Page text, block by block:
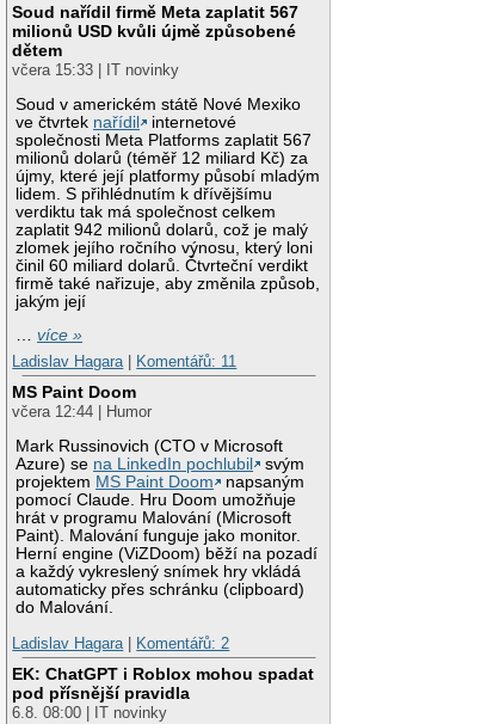
Soud nařídil firmě Meta zaplatit 567
milionů USD kvůli újmě způsobené
dětem
včera 15:33 | IT novinky
Soud v americkém státě Nové Mexiko
ve čtvrtek nařídil
internetové
společnosti Meta Platforms zaplatit 567
milionů dolarů (téměř 12 miliard Kč) za
újmy, které její platformy působí mladým
lidem. S přihlédnutím k dřívějšímu
verdiktu tak má společnost celkem
zaplatit 942 milionů dolarů, což je malý
zlomek jejího ročního výnosu, který loni
činil 60 miliard dolarů. Čtvrteční verdikt
firmě také nařizuje, aby změnila způsob,
jakým její
…více »
Ladislav Hagara
Komentářů: 11
MS Paint Doom
včera 12:44 | Humor
Mark Russinovich (CTO v Microsoft
Azure) se na LinkedIn pochlubil
svým
projektem MS Paint Doom
napsaným
pomocí Claude. Hru Doom umožňuje
hrát v programu Malování (Microsoft
Paint). Malování funguje jako monitor.
Herní engine (ViZDoom) běží na pozadí
a každý vykreslený snímek hry vkládá
automaticky přes schránku (clipboard)
do Malování.
Ladislav Hagara
Komentářů: 2
EK: ChatGPT i Roblox mohou spadat
pod přísnější pravidla
6.8. 08:00 | IT novinky